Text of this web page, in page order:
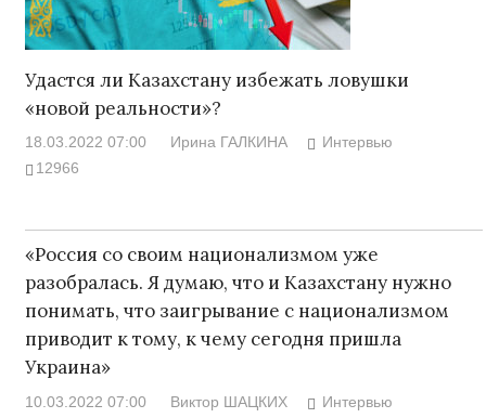
Удастся ли Казахстану избежать ловушки
«новой реальности»?
18.03.2022 07:00 Ирина ГАЛКИНА
Интервью
12966
«Россия со своим национализмом уже
разобралась. Я думаю, что и Казахстану нужно
понимать, что заигрывание с национализмом
приводит к тому, к чему сегодня пришла
Украина»
10.03.2022 07:00 Виктор ШАЦКИХ
Интервью